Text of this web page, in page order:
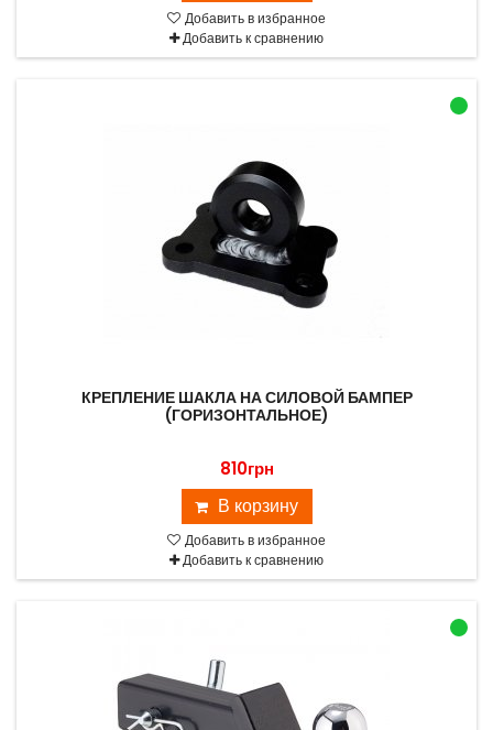
Добавить в избранное
Добавить к сравнению
КРЕПЛЕНИЕ ШАКЛА НА СИЛОВОЙ БАМПЕР
(ГОРИЗОНТАЛЬНОЕ)
810грн
В корзину
Добавить в избранное
Добавить к сравнению